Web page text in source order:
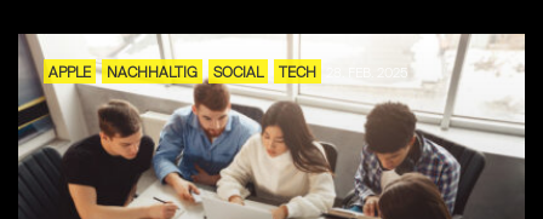
APPLE NACHHALTIG SOCIAL TECH 28. FEB. 2025